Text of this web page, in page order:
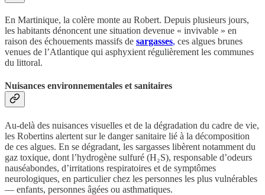
En Martinique, la colère monte au Robert. Depuis plusieurs jours,
les habitants dénoncent une situation devenue « invivable » en
raison des échouements massifs de sargasses, ces algues brunes
venues de l’Atlantique qui asphyxient régulièrement les communes
du littoral.
Nuisances environnementales et sanitaires
Au-delà des nuisances visuelles et de la dégradation du cadre de vie,
les Robertins alertent sur le danger sanitaire lié à la décomposition
de ces algues. En se dégradant, les sargasses libèrent notamment du
gaz toxique, dont l’hydrogène sulfuré (H₂S), responsable d’odeurs
nauséabondes, d’irritations respiratoires et de symptômes
neurologiques, en particulier chez les personnes les plus vulnérables
— enfants, personnes âgées ou asthmatiques.